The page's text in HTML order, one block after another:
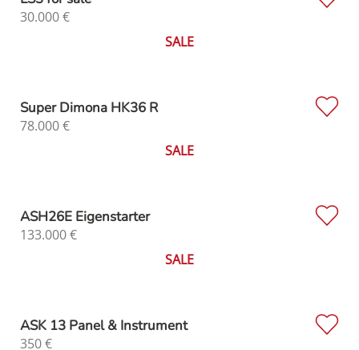
30.000€
SALE
Super Dimona HK36 R
78.000€
SALE
ASH26E Eigenstarter
133.000€
SALE
ASK 13 Panel & Instrument
350€